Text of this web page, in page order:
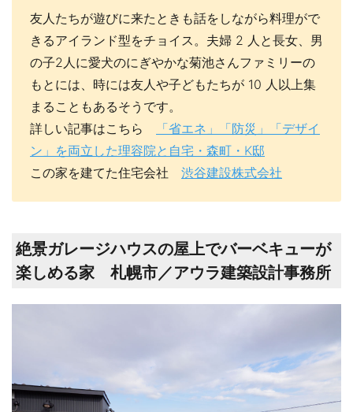
友人たちが遊びに来たときも話をしながら料理がで
きるアイランド型をチョイス。夫婦 2 人と長女、男
の子2人に愛犬のにぎやかな菊池さんファミリーの
もとには、時には友人や子どもたちが 10 人以上集
まることもあるそうです。
詳しい記事はこちら
「省エネ」「防災」「デザイ
ン」を両立した理容院と自宅・森町・K邸
この家を建てた住宅会社 渋谷建設株式会社
絶景ガレージハウスの屋上でバーベキューが
楽しめる家 札幌市／アウラ建築設計事務所